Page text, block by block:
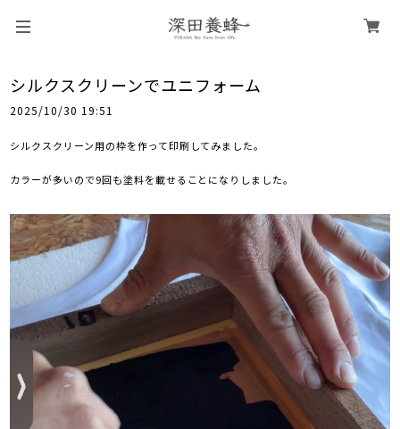
シルクスクリーンでユニフォーム
2025/10/30 19:51
シルクスクリーン用の枠を作って印刷してみました。
カラーが多いので9回も塗料を載せることになりしました。